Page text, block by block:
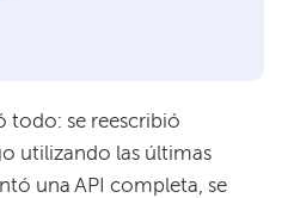
todo: se reescribió
utilizando las últimas
una API completa, se